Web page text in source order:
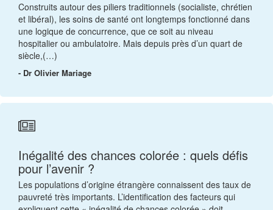
Construits autour des piliers traditionnels (socialiste, chrétien
et libéral), les soins de santé ont longtemps fonctionné dans
une logique de concurrence, que ce soit au niveau
hospitalier ou ambulatoire. Mais depuis près d’un quart de
siècle,(…)
- Dr Olivier Mariage
Inégalité des chances colorée : quels défis
pour l’avenir ?
Les populations d’origine étrangère connaissent des taux de
pauvreté très importants. L’identification des facteurs qui